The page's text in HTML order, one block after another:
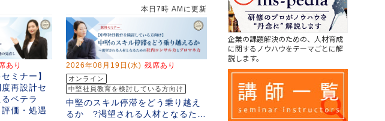
企業の課題解決のための、人材育成
に関するノウハウをテーマごとに解
説します。